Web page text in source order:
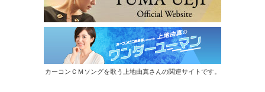
カーコンＣＭソングを歌う上地由真さんの関連サイトです。